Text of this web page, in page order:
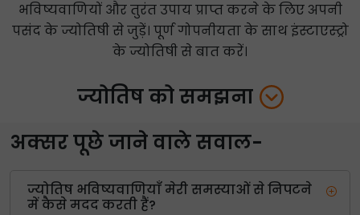
भविष्यवाणियों और तुरंत उपाय प्राप्त करने के लिए अपनी
पसंद के ज्योतिषी से जुड़ें। पूर्ण गोपनीयता के साथ इंस्टाएस्ट्रो
के ज्योतिषी से बात करें।
ज्योतिष को समझना
अक्सर पूछे जाने वाले सवाल-
ज्योतिष भविष्यवाणियाँ मेरी समस्याओं से निपटने
में कैसे मदद करती हैं?